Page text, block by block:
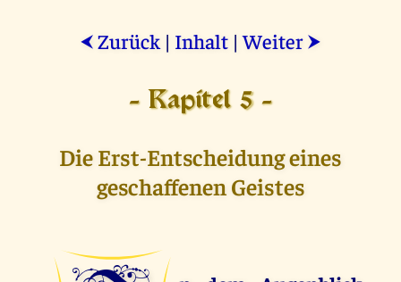
⮜ Zurück | Inhalt |Weiter ⮞
- Kapitel 5 -
Die Erst-Entscheidung eines
geschaffenen Geistes